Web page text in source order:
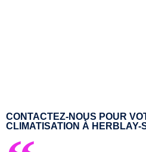
CONTACTEZ-NOUS POUR
CLIMATISATION À HERBLAY-